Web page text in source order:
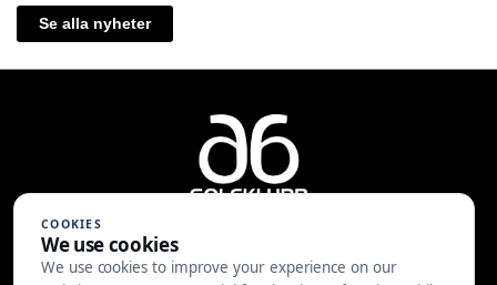
Se alla nyheter
COOKIES
We use cookies
We use cookies to improve your experience on our